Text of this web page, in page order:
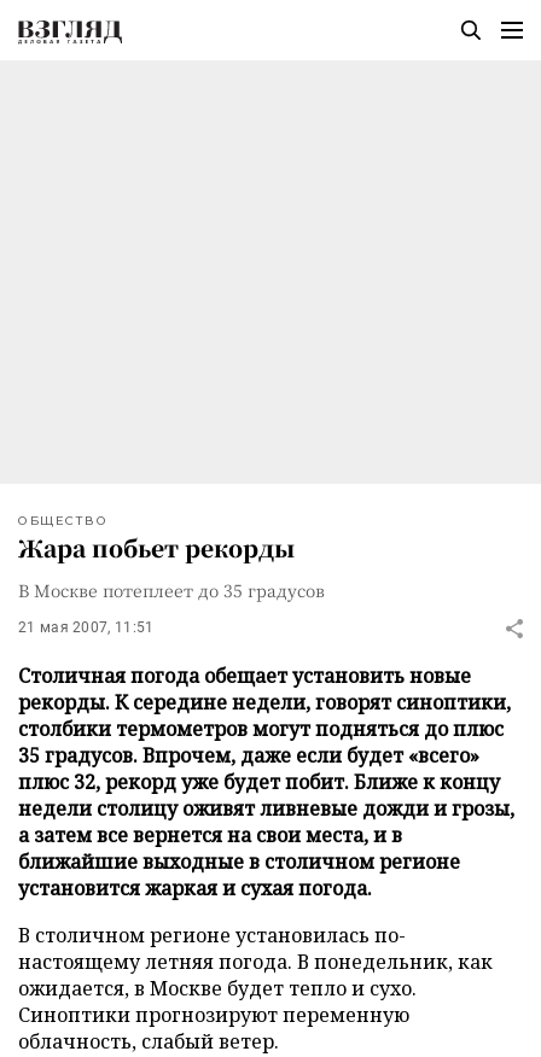
ОБЩЕСТВО
Жара побьет рекорды
В Москве потеплеет до 35 градусов
21 мая 2007, 11:51
Столичная погода обещает установить новые
рекорды. К середине недели, говорят синоптики,
столбики термометров могут подняться до плюс
35 градусов. Впрочем, даже если будет «всего»
плюс 32, рекорд уже будет побит. Ближе к концу
недели столицу оживят ливневые дожди и грозы,
а затем все вернется на свои места, и в
ближайшие выходные в столичном регионе
установится жаркая и сухая погода.
В столичном регионе установилась по-
настоящему летняя погода. В понедельник, как
ожидается, в Москве будет тепло и сухо.
Синоптики прогнозируют переменную
облачность, слабый ветер.